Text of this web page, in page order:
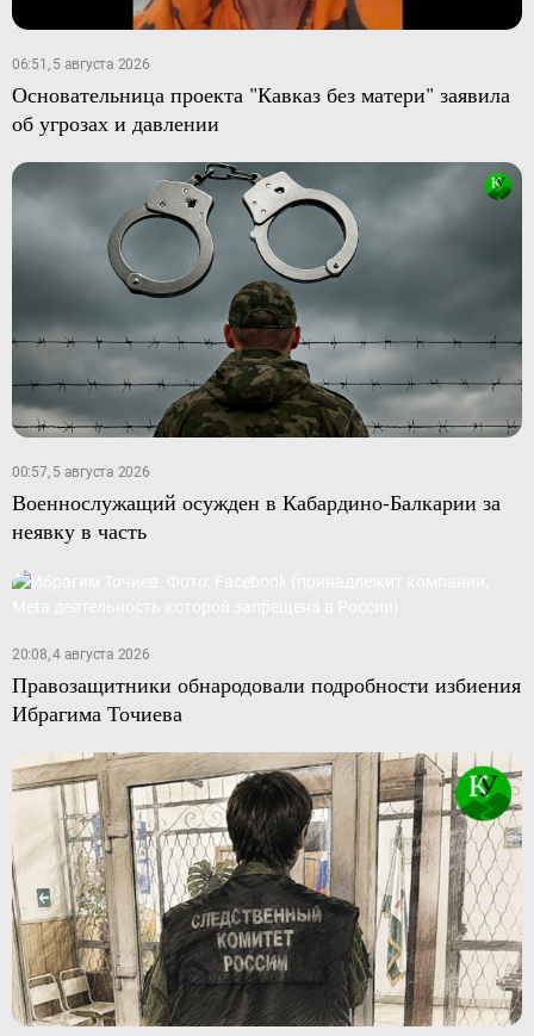
06:51, 5 августа 2026
Основательница проекта "Кавказ без матери" заявила
об угрозах и давлении
00:57, 5 августа 2026
Военнослужащий осужден в Кабардино-Балкарии за
неявку в часть
20:08, 4 августа 2026
Правозащитники обнародовали подробности избиения
Ибрагима Точиева